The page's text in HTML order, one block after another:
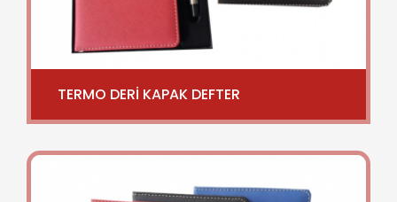
TERMO DERİ KAPAK DEFTER